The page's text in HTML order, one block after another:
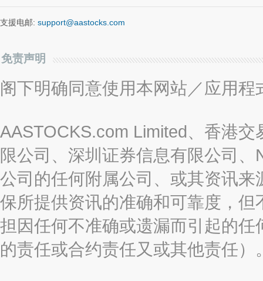
支援电邮: support@aastocks.com
免责声明
阁下明确同意使用本网站／应用
AASTOCKS.com Limited、香港
限公司、深圳证券信息有限公司
公司的任何附属公司、或其资讯
保所提供资讯的准确和可靠度，
担因任何不准确或遗漏而引起的
的责任或合约责任又或其他责任）